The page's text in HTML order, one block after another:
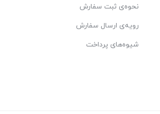
نحوه‌ی ثبت سفارش
رویه‌ی ارسال سفارش
شیوه‌های پرداخت